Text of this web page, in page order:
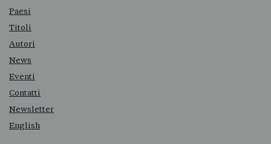
Paesi
Titoli
Autori
News
Eventi
Contatti
Newsletter
English